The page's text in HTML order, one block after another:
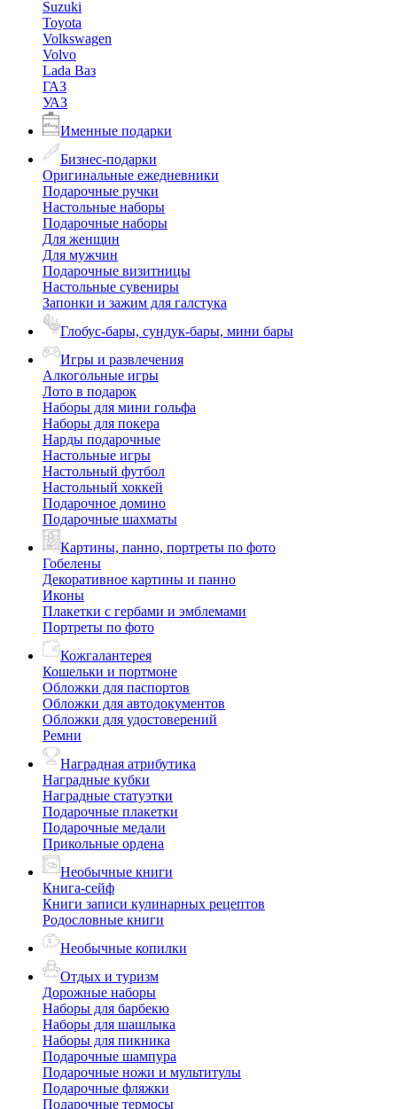
Suzuki
Toyota
Volkswagen
Volvo
Lada Ваз
ГАЗ
УАЗ
Именные подарки
Бизнес-подарки
Оригинальные ежедневники
Подарочные ручки
Настольные наборы
Подарочные наборы
Для женщин
Для мужчин
Подарочные визитницы
Настольные сувениры
Запонки и зажим для галстука
Глобус-бары, сундук-бары, мини бары
Игры и развлечения
Алкогольные игры
Лото в подарок
Наборы для мини гольфа
Наборы для покера
Нарды подарочные
Настольные игры
Настольный футбол
Настольный хоккей
Подарочное домино
Подарочные шахматы
Картины, панно, портреты по фото
Гобелены
Декоративное картины и панно
Иконы
Плакетки с гербами и эмблемами
Портреты по фото
Кожгалантерея
Кошельки и портмоне
Обложки для паспортов
Обложки для автодокументов
Обложки для удостоверений
Ремни
Наградная атрибутика
Наградные кубки
Наградные статуэтки
Подарочные плакетки
Подарочные медали
Прикольные ордена
Необычные книги
Книга-сейф
Книги записи кулинарных рецептов
Родословные книги
Необычные копилки
Отдых и туризм
Дорожные наборы
Наборы для барбекю
Наборы для шашлыка
Наборы для пикника
Подарочные шампура
Подарочные ножи и мультитулы
Подарочные фляжки
Подарочные термосы